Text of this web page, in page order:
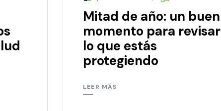
Mitad de año: un buen
momento para revisar
lo que estás
protegiendo
LEER MÁS